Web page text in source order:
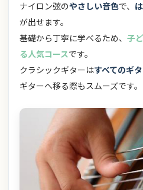
ナイロン弦のやさしい音色で、
が出せます。
基礎から丁寧に学べるため、 子
る人気コースです。
クラシックギターはすべてのギ
ギターへ移る際もスムーズです。